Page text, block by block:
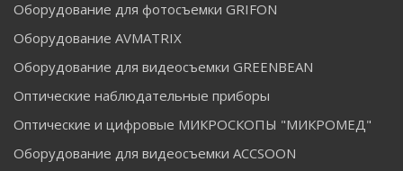
Оборудование для фотосъемки GRIFON
Оборудование AVMATRIX
Оборудование для видеосъемки GREENBEAN
Оптические наблюдательные приборы
Оптические и цифровые МИКРОСКОПЫ "МИКРОМЕД"
Оборудование для видеосъемки ACCSOON